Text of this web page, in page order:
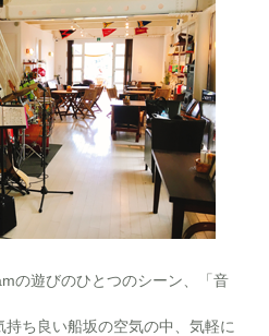
の遊びのひとつのシーン、「音
ち良い船坂の空気の中、気軽に